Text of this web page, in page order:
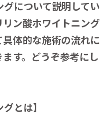
について説明してい
ン酸ホワイトニング
体的な施術の流れに
す。どうぞ参考にし
とは】